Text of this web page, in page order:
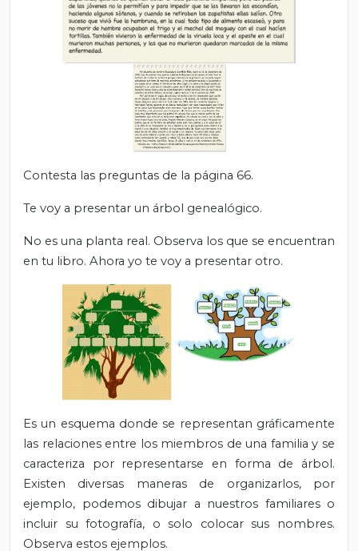
Contesta las preguntas de la página 66.
Te voy a presentar un árbol genealógico.
No es una planta real. Observa los que se encuentran
en tu libro. Ahora yo te voy a presentar otro.
Es un esquema donde se representan gráficamente
las relaciones entre los miembros de una familia y se
caracteriza por representarse en forma de árbol.
Existen diversas maneras de organizarlos, por
ejemplo, podemos dibujar a nuestros familiares o
incluir su fotografía, o solo colocar sus nombres.
Observa estos ejemplos.